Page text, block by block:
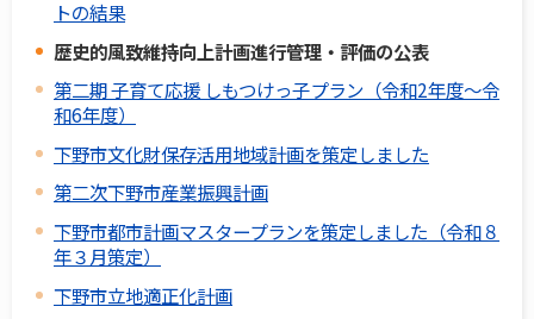
トの結果
歴史的風致維持向上計画進行管理・評価の公表
第二期 子育て応援 しもつけっ子プラン（令和2年度～令
和6年度）
下野市文化財保存活用地域計画を策定しました
第二次下野市産業振興計画
下野市都市計画マスタープランを策定しました（令和８
年３月策定）
下野市立地適正化計画